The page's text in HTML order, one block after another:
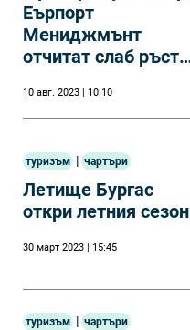
Еърпорт
Мениджмънт
отчитат слаб ръст
летищата в Бургас
и Варна
10 авг. 2023 | 10:10
туризъм | чартъри
Летище Бургас
откри летния сезон
30 март 2023 | 15:45
туризъм | чартъри